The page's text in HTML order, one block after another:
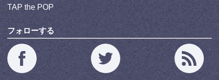
TAP the POP
フォローする